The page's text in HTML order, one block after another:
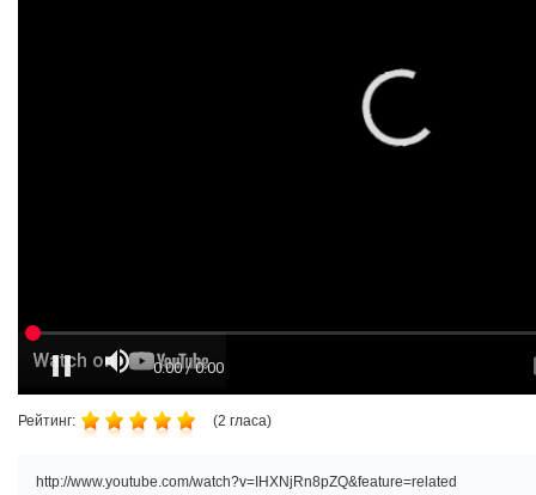
Рейтинг: (2 гласа)
http://www.youtube.com/watch?v=IHXNjRn8pZQ&feature=related